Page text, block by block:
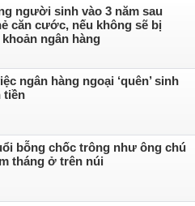
người sinh vào 3 năm sau
căn cước, nếu không sẽ bị
ngân hàng
ngân hàng ngoại ‘quên’ sinh
tiền
bỗng chốc trông như ông chú
tháng ở trên núi